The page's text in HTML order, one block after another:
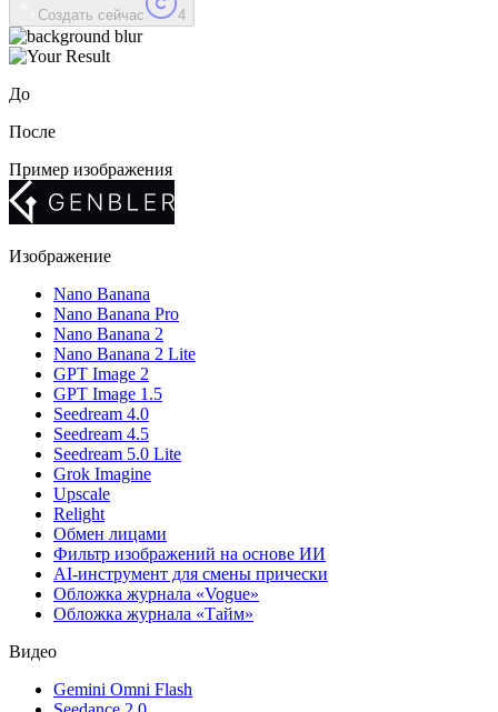
Создать сейчас 4
До
После
Пример изображения
Изображение
Nano Banana
Nano Banana Pro
Nano Banana 2
Nano Banana 2 Lite
GPT Image 2
GPT Image 1.5
Seedream 4.0
Seedream 4.5
Seedream 5.0 Lite
Grok Imagine
Upscale
Relight
Обмен лицами
Фильтр изображений на основе ИИ
AI-инструмент для смены прически
Обложка журнала «Vogue»
Обложка журнала «Тайм»
Видео
Gemini Omni Flash